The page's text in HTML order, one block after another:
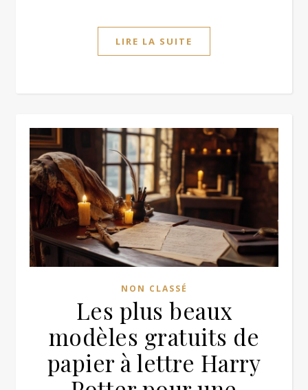
LIRE LA SUITE
NON CLASSÉ
Les plus beaux
modèles gratuits de
papier à lettre Harry